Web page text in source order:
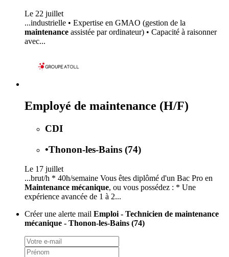
Le 22 juillet
...industrielle • Expertise en GMAO (gestion de la
maintenance assistée par ordinateur) • Capacité à raisonner
avec...
Employé de maintenance (H/F)
CDI
•Thonon-les-Bains (74)
Le 17 juillet
...brut/h * 40h/semaine Vous êtes diplômé d'un Bac Pro en
Maintenance mécanique, ou vous possédez : * Une
expérience avancée de 1 à 2...
Créer une alerte mail Emploi - Technicien de maintenance
mécanique - Thonon-les-Bains (74)